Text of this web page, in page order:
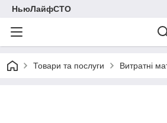
НьюЛайфСТО
Товари та послуги Витратні